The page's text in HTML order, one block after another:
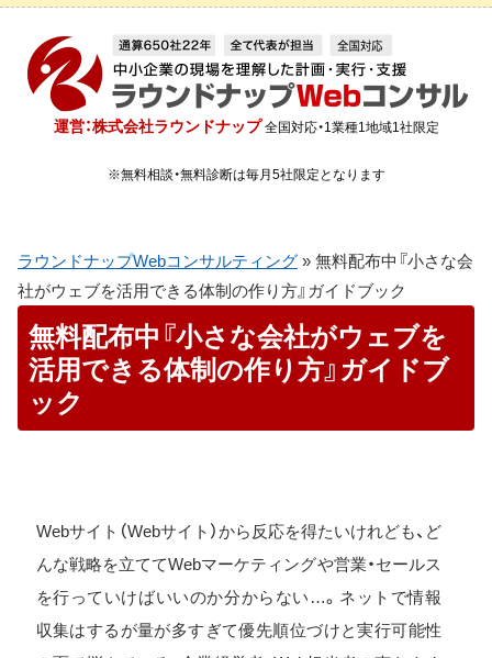
運営：株式会社ラウンドナップ 全国対応・1業種1地域1社限定
※無料相談・無料診断は毎月5社限定となります
ラウンドナップWebコンサルティング » 無料配布中『小さな会
社がウェブを活用できる体制の作り方』ガイドブック
無料配布中『小さな会社がウェブを
活用できる体制の作り方』ガイドブ
ック
Webサイト（Webサイト）から反応を得たいけれども、ど
んな戦略を立ててWebマーケティングや営業・セールス
を行っていけばいいのか分からない…。ネットで情報
収集はするが量が多すぎて優先順位づけと実行可能性